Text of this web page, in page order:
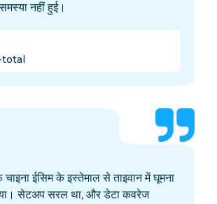
नहीं हुई।
ईसिम के इस्तेमाल से ताइवान में घूमना
सेटअप सरल था, और डेटा कवरेज